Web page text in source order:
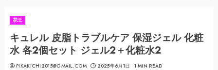
花王
キュレル 皮脂トラブルケア 保湿ジェル 化粧
水 各2個セット ジェル2＋化粧水2
PIKAKICHI2015@GMAIL.COM 2025年6月1日 1 MIN READ